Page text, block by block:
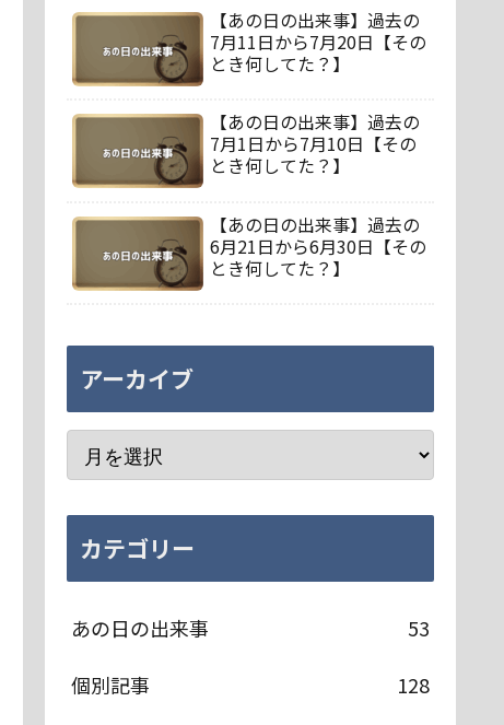
【あの日の出来事】過去の
7月11日から7月20日【その
とき何してた？】
【あの日の出来事】過去の
7月1日から7月10日【その
とき何してた？】
【あの日の出来事】過去の
6月21日から6月30日【その
とき何してた？】
アーカイブ
カテゴリー
あの日の出来事
53
個別記事
128